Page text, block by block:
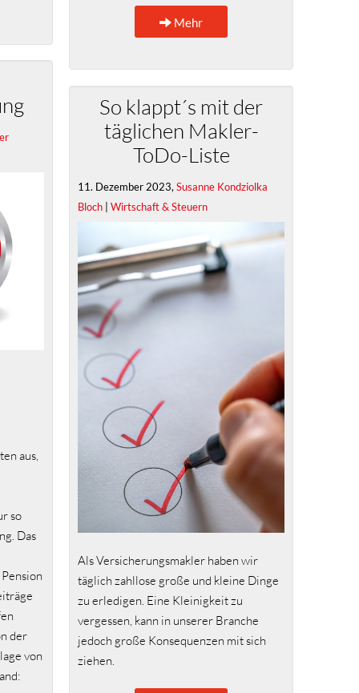
Mehr
aus,
so
Das
der
von
So klappt´s mit der
täglichen Makler-
ToDo-Liste
11. Dezember 2023, Susanne Kondziolka
Bloch
Wirtschaft & Steuern
Als Versicherungsmakler haben wir
täglich zahllose große und kleine Dinge
zu erledigen. Eine Kleinigkeit zu
vergessen, kann in unserer Branche
jedoch große Konsequenzen mit sich
ziehen.